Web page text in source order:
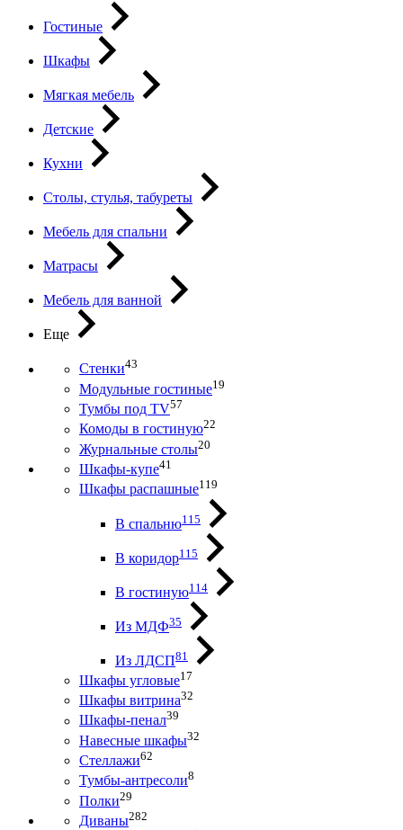
Гостиные
Шкафы
Мягкая мебель
Детские
Кухни
Столы, стулья, табуреты
Мебель для спальни
Матрасы
Мебель для ванной
Еще
Стенки43
Модульные гостиные19
Тумбы под ТV57
Комоды в гостиную22
Журнальные столы20
Шкафы-купе41
Шкафы распашные119
В спальню115
В коридор115
В гостиную114
Из МДФ35
Из ЛДСП81
Шкафы угловые17
Шкафы витрина32
Шкафы-пенал39
Навесные шкафы32
Стеллажи62
Тумбы-антресоли8
Полки29
Диваны282